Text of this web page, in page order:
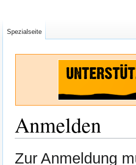
Anmelden
Navigation
Suche
Zur Anmeldung
Spezialseite